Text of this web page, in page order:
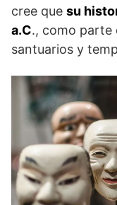
cree que su
a.C., como parte
santuarios y